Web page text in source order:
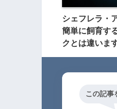
シェフレラ・
簡単に飼育す
クとは違います
この記事